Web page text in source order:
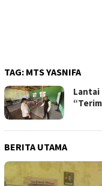
TAG: MTS YASNIFA
Lantai
BERITA UTAMA